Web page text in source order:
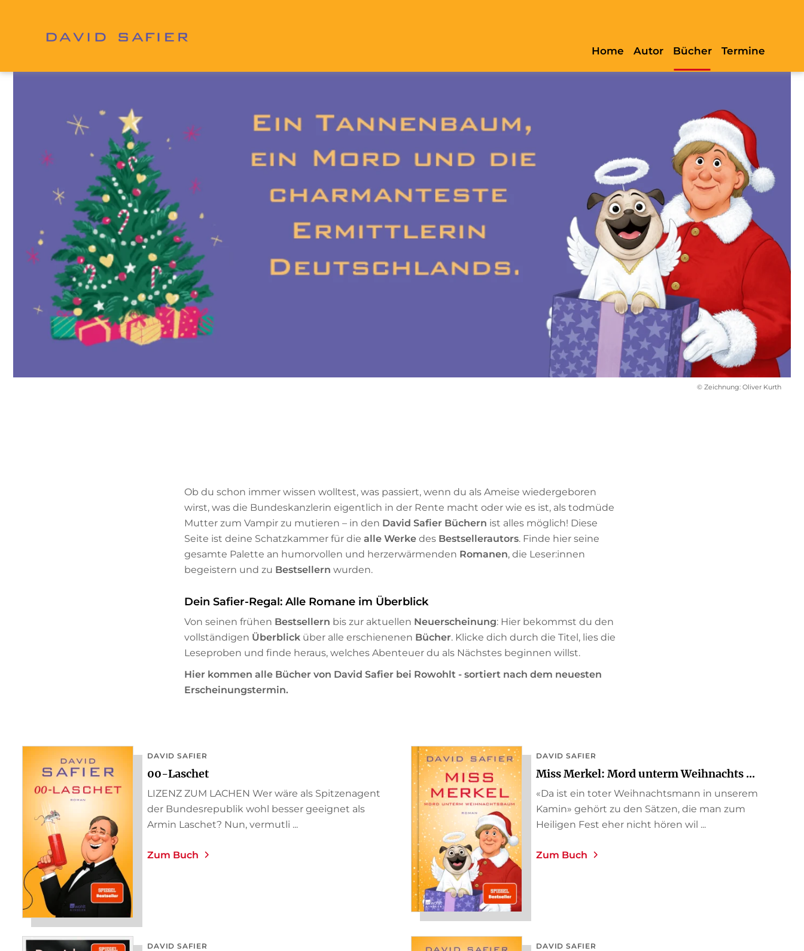
Home Autor Bücher Termine
© Zeichnung: Oliver Kurth
Ob du schon immer wissen wolltest, was passiert, wenn du als Ameise wiedergeboren
wirst, was die Bundeskanzlerin eigentlich in der Rente macht oder wie es ist, als todmüde
Mutter zum Vampir zu mutieren – in den David Safier Büchern ist alles möglich! Diese
Seite ist deine Schatzkammer für diealle Werke des Bestsellerautors. Finde hier seine
gesamte Palette an humorvollen und herzerwärmenden Romanen, die Leser:innen
begeistern und zu Bestsellern wurden.
Dein Safier-Regal: Alle Romane im Überblick
Von seinen frühen Bestsellern bis zur aktuellen Neuerscheinung: Hier bekommst du den
vollständigen Überblick über alle erschienenen Bücher. Klicke dich durch die Titel, lies die
Leseproben und finde heraus, welches Abenteuer du als Nächstes beginnen willst.
Hier kommen alle Bücher von David Safier bei Rowohlt - sortiert nach dem neuesten
Erscheinungstermin.
DAVID SAFIER
00-Laschet
LIZENZ ZUM LACHEN Wer wäre als Spitzenagent
der Bundesrepublik wohl besser geeignet als
Armin Laschet? Nun, vermutli ...
Zum Buch
DAVID SAFIER
Miss Merkel: Mord unterm Weihnachts ...
«Da ist ein toter Weihnachtsmann in unserem
Kamin» gehört zu den Sätzen, die man zum
Heiligen Fest eher nicht hören wil ...
Zum Buch
DAVID SAFIER DAVID SAFIER